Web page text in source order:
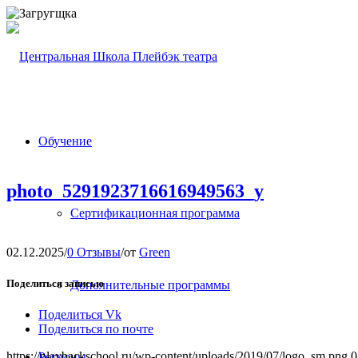
Обучение
Сертификационная программа
Дополнительные программы
photo_5291923716616949563_y
02.12.2025/0 Отзывы/от Green
Поделиться записью
Поделиться Vk
Поделиться по почте